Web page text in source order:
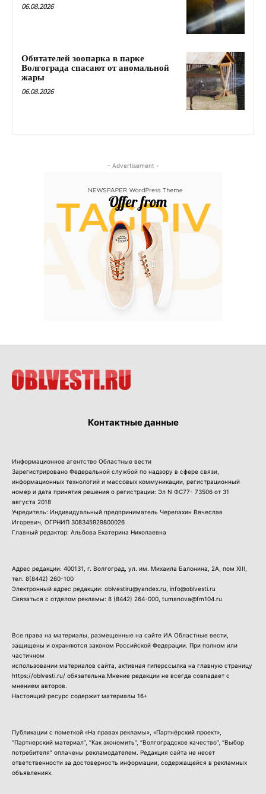
06.08.2026
Обитателей зоопарка в парке
Волгограда спасают от аномальной
жары
06.08.2026
- Advertisement -
Контактные данные
Информационное агентство Областные вести
Зарегистрировано Федеральной службой по надзору в сфере связи,
информационных технологий и массовых коммуникации, регистрационный
номер и дата принятия решения о регистрации: Эл N ФС77- 73506 от 31
августа 2018
Учредитель: Индивидуальный предприниматель Черепахин Вячеслав
Игоревич, ОГРНИП 308345929800026
Главный редактор: Альбова Екатерина Николаевна
Адрес редакции: 400131, г. Волгоград, ул. им. Михаила Балонина, 2А, пом XIII,
тел. 8(8442) 260-100
Электронный адрес редакции: oblvestiru@yandex.ru, info@oblvesti.ru
Связаться с отделом рекламы: 8 (8442) 264-000 , tumanova@fm104.ru
Все права на материалы, размещенные на сайте ИА Областные вести,
защищены и охраняются законом Российской Федерации. При полном или
частичном
использовании материалов сайта, активная гиперссылка на главную страницу
https://oblvesti.ru/ обязательна.Мнение редакции не всегда совпадает с
мнением авторов.
Настоящий ресурс содержит материалы 16+
Публикации с пометкой «На правах рекламы», «Партнёрский проект»,
“Партнерский материал”, “Как экономить”, “Волгоградское качество”, “Выбор
потребителя” оплачены рекламодателем. Редакция сайта не несет
ответственности за достоверность информации, содержащейся в рекламных
объявлениях.